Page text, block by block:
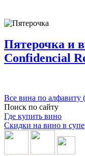
Пятерочка и
Confidencial
Все вина по алфавиту
Поиск по сайту
Где купить вино
Скидки на вино в